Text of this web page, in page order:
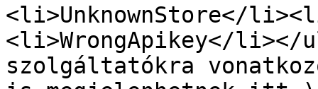
<li>UnknownStore</
<li>WrongApikey</li></
szolgáltatókra